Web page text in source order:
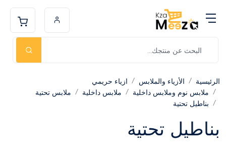
الرئيسية الأزياء والملابس
ازياء حريمي
ملابس نوم وملابس داخلية
ملابس داخلية
ملابس تحتية
بناطيل تحتية
بناطيل تحتية